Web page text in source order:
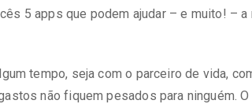
5 apps que podem ajudar – e muito! –
tempo, seja com o parceiro de vida,
não fiquem pesados para ninguém.